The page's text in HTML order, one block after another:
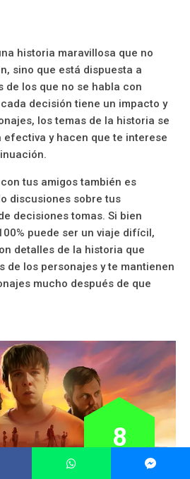
historia maravillosa que no
sino que está dispuesta a
los que no se habla con
decisión tiene un impacto y
los temas de la historia se
efectiva y hacen que te interese
tus amigos también es
discusiones sobre tus
decisiones tomas. Si bien
puede ser un viaje difícil,
detalles de la historia que
de los personajes y te mantienen
mucho después de que
8